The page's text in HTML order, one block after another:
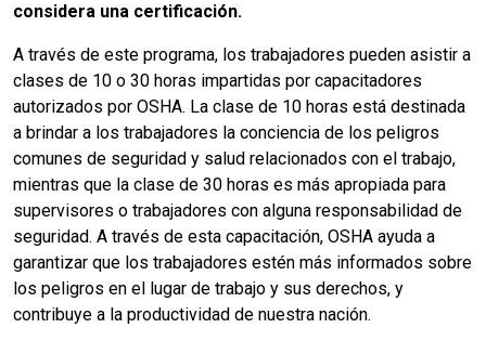
considera una certificación.
A través de este programa, los trabajadores pueden asistir a
clases de 10 o 30 horas impartidas por capacitadores
autorizados por OSHA. La clase de 10 horas está destinada
a brindar a los trabajadores la conciencia de los peligros
comunes de seguridad y salud relacionados con el trabajo,
mientras que la clase de 30 horas es más apropiada para
supervisores o trabajadores con alguna responsabilidad de
seguridad. A través de esta capacitación, OSHA ayuda a
garantizar que los trabajadores estén más informados sobre
los peligros en el lugar de trabajo y sus derechos, y
contribuye a la productividad de nuestra nación.